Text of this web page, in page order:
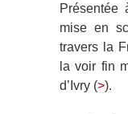
Présentée
mise en
travers la
la voir fin
d’Ivry (>).